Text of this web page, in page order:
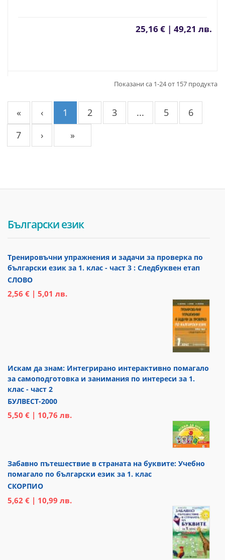
25,16 € | 49,21 лв.
Показани са 1-24 от 157 продукта
« ‹ 1 2 3 ... 5
6
7
› »
Български език
Тренировъчни упражнения и задачи за проверка по
български език за 1. клас - част 3 : Следбуквен етап
СЛОВО
2,56 € | 5,01 лв.
Искам да знам: Интегрирано интерактивно помагало
за самоподготовка и занимания по интереси за 1.
клас - част 2
БУЛВЕСТ-2000
5,50 € | 10,76 лв.
Забавно пътешествие в страната на буквите: Учебно
помагало по български език за 1. клас
СКОРПИО
5,62 € | 10,99 лв.